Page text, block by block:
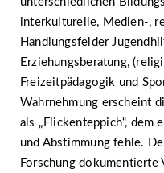
interkulturelle, Medien-,
Handlungsfelder
Erziehungsberatung,
Freizeitpädagogik und
Wahrnehmung erscheint
als „Flickenteppich“, dem
und Abstimmung fehle.
Forschung